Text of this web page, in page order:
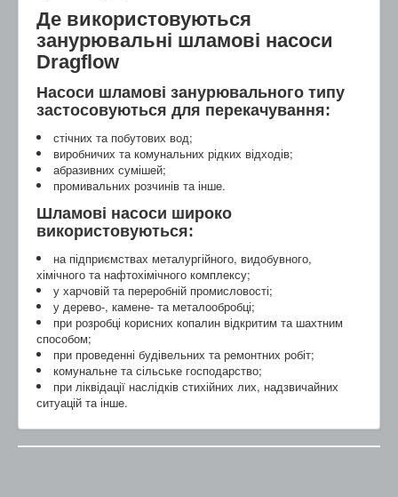
Де використовуються
занурювальні шламові насоси
Dragflow
Насоси шламові занурювального типу
застосовуються для перекачування:
стічних та побутових вод;
виробничих та комунальних рідких відходів;
абразивних сумішей;
промивальних розчинів та інше.
Шламові насоси широко
використовуються:
на підприємствах металургійного, видобувного,
хімічного та нафтохімічного комплексу;
у харчовій та переробній промисловості;
у дерево-, камене- та металообробці;
при розробці корисних копалин відкритим та шахтним
способом;
при проведенні будівельних та ремонтних робіт;
комунальне та сільське господарство;
при ліквідації наслідків стихійних лих, надзвичайних
ситуацій та інше.